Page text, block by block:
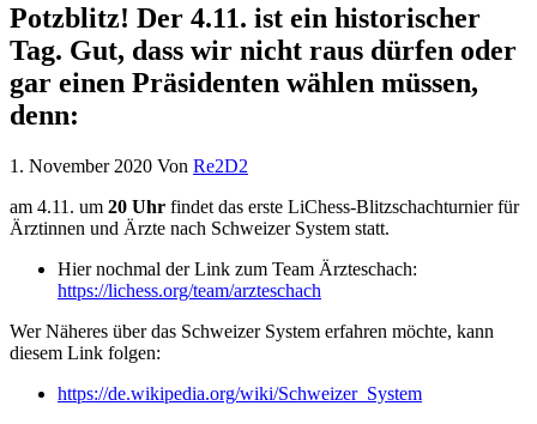
Potzblitz! Der 4.11. ist ein historischer
Tag. Gut, dass wir nicht raus dürfen oder
gar einen Präsidenten wählen müssen,
denn:
1. November 2020 Von Re2D2
am 4.11. um 20 Uhr findet das erste LiChess-Blitzschachturnier für
Ärztinnen und Ärzte nach Schweizer System statt.
Hier nochmal der Link zum Team Ärzteschach:
https://lichess.org/team/arzteschach
Wer Näheres über das Schweizer System erfahren möchte, kann
diesem Link folgen:
https://de.wikipedia.org/wiki/Schweizer_System